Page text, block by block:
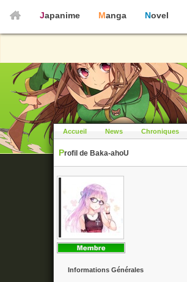
Japanime Manga Novel
Accueil News Chroniques
Profil de Baka-ahoU
Informations Générales